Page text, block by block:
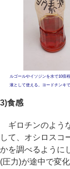
ルゴールやイソジンを水で10倍
液として使える。ヨードチンキ
3)食感
ギロチンのよう
して、オシロスコ
かを調べるように
(圧力)が途中で変